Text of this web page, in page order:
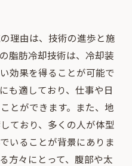
型変化
術計画
の期間
イル改善
タマイズ施術
善プログラム
施術の魅力
：脂肪冷却の利点
理由は、技術の進歩と施
脂肪冷却技術は、冷却装
効果を得ることが可能で
も適しており、仕事や日
とができます。また、地
ており、多くの人が体型
いることが背景にありま
方々にとって、腹部や太